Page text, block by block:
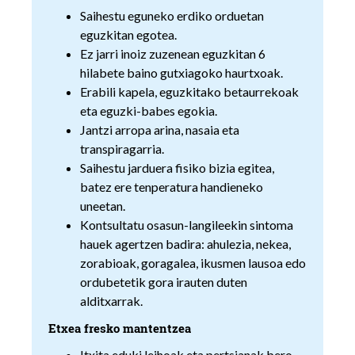
Saihestu eguneko erdiko orduetan
eguzkitan egotea.
Ez jarri inoiz zuzenean eguzkitan 6
hilabete baino gutxiagoko haurtxoak.
Erabili kapela, eguzkitako betaurrekoak
eta eguzki-babes egokia.
Jantzi arropa arina, nasaia eta
transpiragarria.
Saihestu jarduera fisiko bizia egitea,
batez ere tenperatura handieneko
uneetan.
Kontsultatu osasun-langileekin sintoma
hauek agertzen badira: ahulezia, nekea,
zorabioak, goragalea, ikusmen lausoa edo
ordubetetik gora irauten duten
alditxarrak.
Etxea fresko mantentzea